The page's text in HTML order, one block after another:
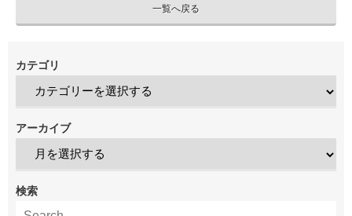
一覧へ戻る
カテゴリ
アーカイブ
検索